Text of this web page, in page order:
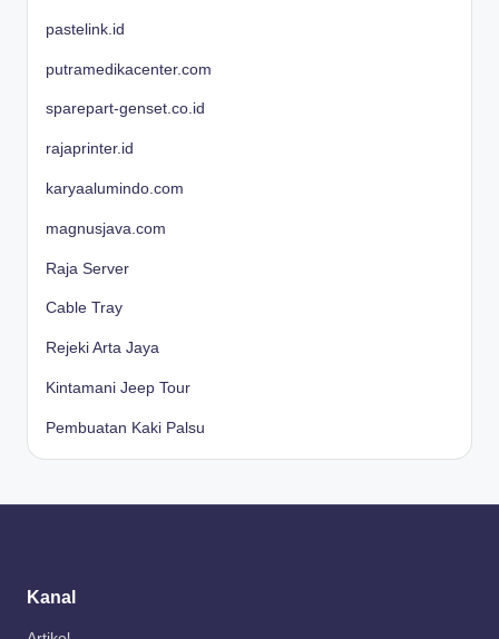
pastelink.id
putramedikacenter.com
sparepart-genset.co.id
rajaprinter.id
karyaalumindo.com
magnusjava.com
Raja Server
Cable Tray
Rejeki Arta Jaya
Kintamani Jeep Tour
Pembuatan Kaki Palsu
Kanal